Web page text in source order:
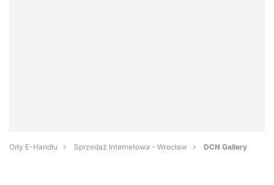
Orły E-Handlu Sprzedaż Internetowa - Wrocław DCN Gallery